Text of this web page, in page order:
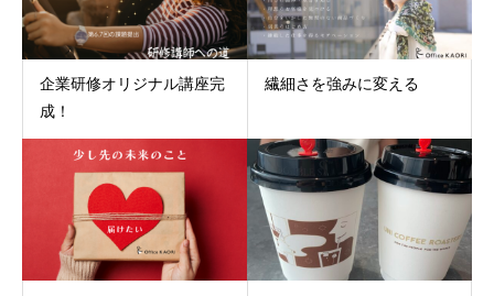
企業研修オリジナル講座完
成！
繊細さを強みに変える